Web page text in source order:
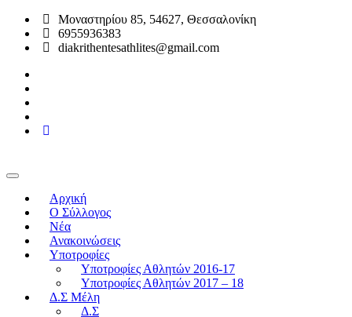
Μοναστηρίου 85, 54627, Θεσσαλονίκη
6955936383
diakrithentesathlites@gmail.com
Αρχική
O Σύλλογος
Νέα
Ανακοινώσεις
Υποτροφίες
Υποτροφίες Αθλητών 2016-17
Υποτροφίες Αθλητών 2017 – 18
Δ.Σ Μέλη
Δ.Σ